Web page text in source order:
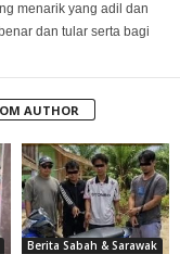
menarik yang adil dan
dan tular serta bagi
AUTHOR
Berita Sabah & Sarawak